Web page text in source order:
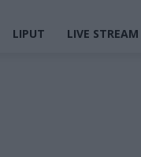
LIPUT LIVE STREAM